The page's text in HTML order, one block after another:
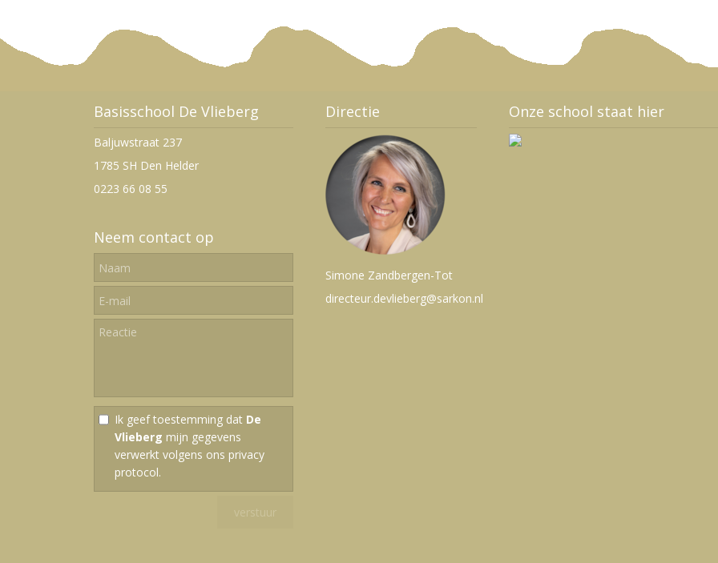
Basisschool De Vlieberg
Baljuwstraat 237
1785 SH Den Helder
0223 66 08 55
Neem contact op
Ik geef toestemming dat De
Vlieberg mijn gegevens
verwerkt volgens ons privacy
protocol.
Directie
Simone Zandbergen-Tot
directeur.devlieberg@sarkon.nl
Onze school staat hier